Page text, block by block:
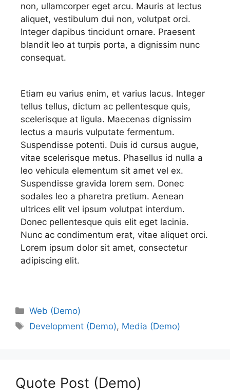
non, ullamcorper eget arcu. Mauris at lectus
aliquet, vestibulum dui non, volutpat orci.
Integer dapibus tincidunt ornare. Praesent
blandit leo at turpis porta, a dignissim nunc
consequat.
Etiam eu varius enim, et varius lacus. Integer
tellus tellus, dictum ac pellentesque quis,
scelerisque at ligula. Maecenas dignissim
lectus a mauris vulputate fermentum.
Suspendisse potenti. Duis id cursus augue,
vitae scelerisque metus. Phasellus id nulla a
leo vehicula elementum sit amet vel ex.
Suspendisse gravida lorem sem. Donec
sodales leo a pharetra pretium. Aenean
ultrices elit vel ipsum volutpat interdum.
Donec pellentesque quis elit eget lacinia.
Nunc ac condimentum erat, vitae aliquet orci.
Lorem ipsum dolor sit amet, consectetur
adipiscing elit.
Web (Demo)
Development (Demo), Media (Demo)
Quote Post (Demo)